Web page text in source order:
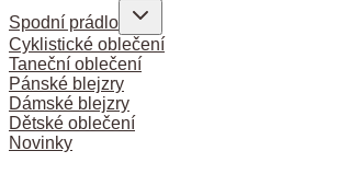
Spodní prádlo
Cyklistické oblečení
Taneční oblečení
Pánské blejzry
Dámské blejzry
Dětské oblečení
Novinky